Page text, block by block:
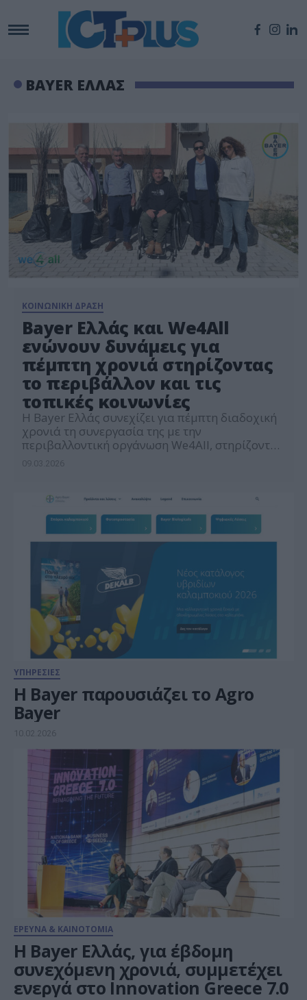
BAYER ΕΛΛΑΣ
ΚΟΙΝΩΝΙΚΗ ΔΡΑΣΗ
Bayer Ελλάς και We4All
ενώνουν δυνάμεις για
πέμπτη χρονιά στηρίζοντας
το περιβάλλον και τις
τοπικές κοινωνίες
Η Bayer Ελλάς συνεχίζει για πέμπτη διαδοχική
χρονιά τη συνεργασία της με την
περιβαλλοντική οργάνωση We4All, στηρίζοντας
πυρκαγιές των τελευταίων ετών. Μέσα από
στοχευμένες δράσεις, η εταιρεία συμβάλλει
τόσο στην αποκατάσταση του φυσικού
περιβάλλοντος όσο και στην ενδυνάμωση […]
ΥΠΗΡΕΣΙΕΣ
Η Bayer παρουσιάζει το Agro
Bayer
10.02.2026
ΕΡΕΥΝΑ & ΚΑΙΝΟΤΟΜΙΑ
Η Bayer Ελλάς, για έβδομη
συνεχόμενη χρονιά, συμμετέχει
ενεργά στο Innovation Greece 7.0